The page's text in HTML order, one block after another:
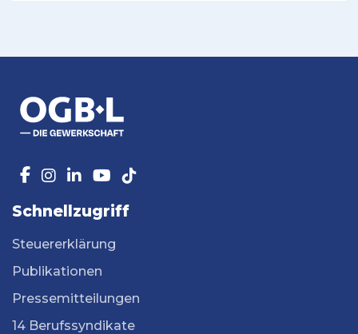
Schnellzugriff
Steuererklärung
Publikationen
Pressemitteilungen
14 Berufssyndikate